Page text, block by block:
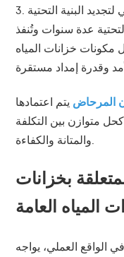
لتجديد البنية التحتية
عدة سنوات وتُنفذ
خزانات المياه
المرحاض يتم اعتمادها
متوازن بين التكلفة
والمتانة والكفاءة.
بخزانات
المياه العامة
الواقع العملي، يواجه